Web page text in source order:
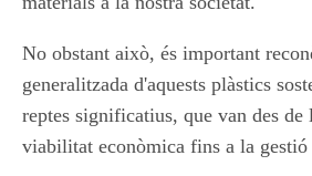
No obstant això, és important
generalitzada d'aquests plàstics
reptes significatius, que van des
viabilitat econòmica fins a la gestió